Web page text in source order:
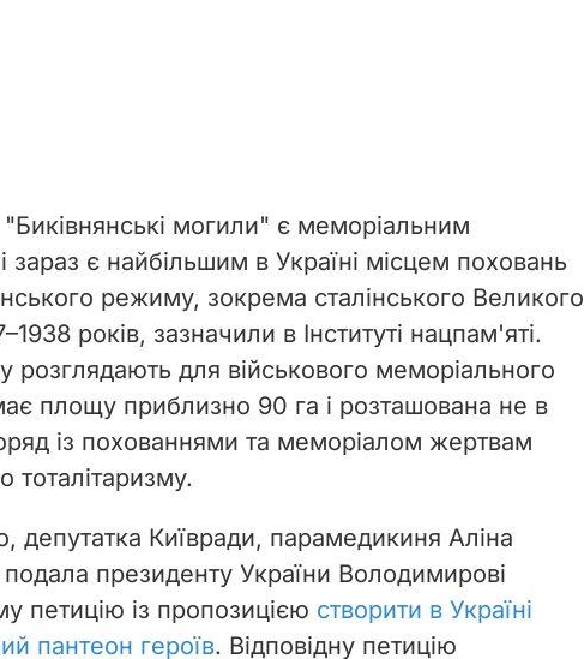
"Биківнянські могили" є меморіальним
зараз є найбільшим в Україні місцем поховань
режиму, зокрема сталінського Великого
–1938 років, зазначили в Інституті нацпам'яті.
розглядають для військового меморіального
площу приблизно 90 га і розташована не в
із похованнями та меморіалом жертвам
тоталітаризму.
депутатка Київради, парамедикиня Аліна
президенту України Володимирові
петицію із пропозицією створити в Україні
пантеон героїв. Відповідну петицію